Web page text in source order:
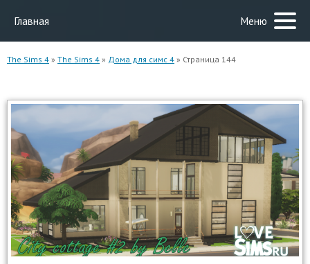
Главная Меню
The Sims 4 » The Sims 4 » Дома для симс 4 » Страница 144